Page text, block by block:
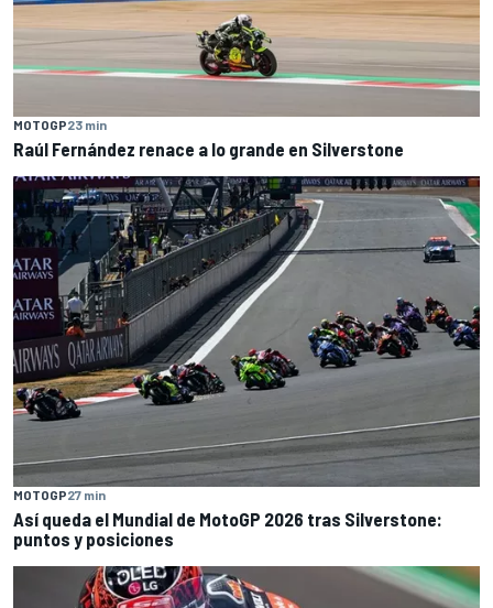
MOTOGP23 min
Raúl Fernández renace a lo grande en Silverstone
MOTOGP27 min
Así queda el Mundial de MotoGP 2026 tras Silverstone:
puntos y posiciones